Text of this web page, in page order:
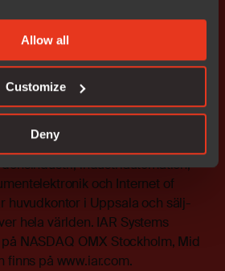
Allow all
Customize
Deny
programvara för programmering
system. Programvaran gör
världen över att skapa nutidens
innovationer. Sedan 1983 har
säkerställt kvalitet, tillförlitlighet
av över en miljon produkter,
industriautomation,
och Internet of
huvudkontor i Uppsala och sälj-
hela världen. IAR Systems
NASDAQ OMX Stockholm, Mid
finns på www.iar.com.